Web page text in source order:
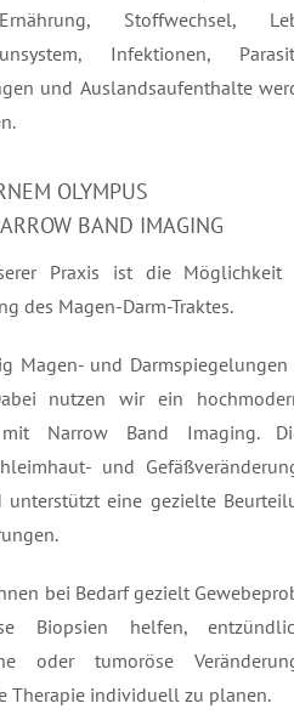
Stoffwechsel,
Infektionen,
und Auslandsaufenthalte
OLYMPUS
BAND IMAGING
Praxis ist die Möglichkeit
des Magen-Darm-Traktes.
Magen- und
nutzen wir ein
Narrow Band Imaging.
und
unterstützt eine gezielte
bei Bedarf gezielt
Biopsien helfen,
oder tumoröse
Therapie individuell zu planen.